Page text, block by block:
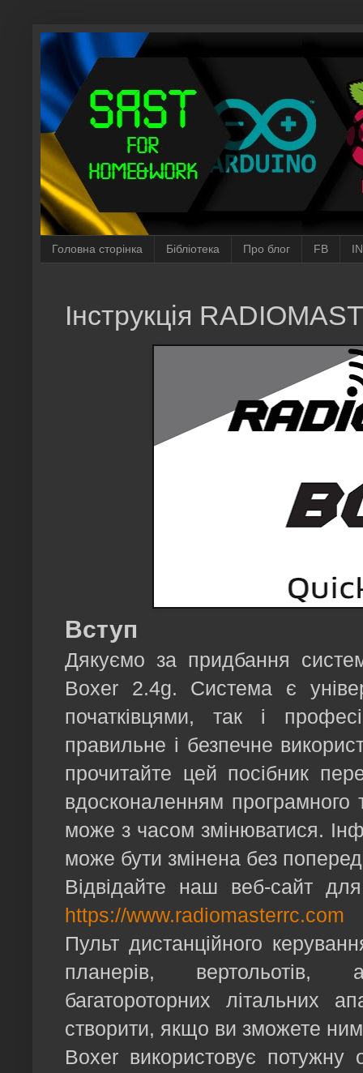
Головна сторінка Бібліотека Про блог FB
Інструкція
Вступ
Дякуємо за придбання
Boxer 2.4g. Система є
початківцями, так і
правильне і безпечне
прочитайте цей посібник
вдосконаленням програмного
може з часом змінюватися.
може бути змінена без
Відвідайте наш веб-сайт
https://www.radiomasterrc.com
Пульт дистанційного
планерів, вертольотів,
багатороторних літальних
створити, якщо ви зможете
Boxer використовує потужну